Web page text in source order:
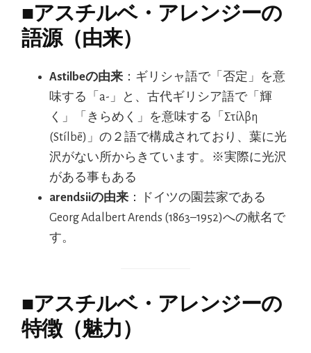
■アスチルベ・アレンジーの
語源（由来）
Astilbeの由来 ：ギリシャ語で「否定」を意
味する「a-」と、古代ギリシア語で「輝
く」「きらめく」を意味する「Στίλβη
(Stílbē)」の２語で構成されており、葉に光
沢がない所からきています。※実際に光沢
がある事もある
arendsiiの由来 ：ドイツの園芸家である
Georg Adalbert Arends (1863–1952)への献名で
す。
■アスチルベ・アレンジーの
特徴（魅力）